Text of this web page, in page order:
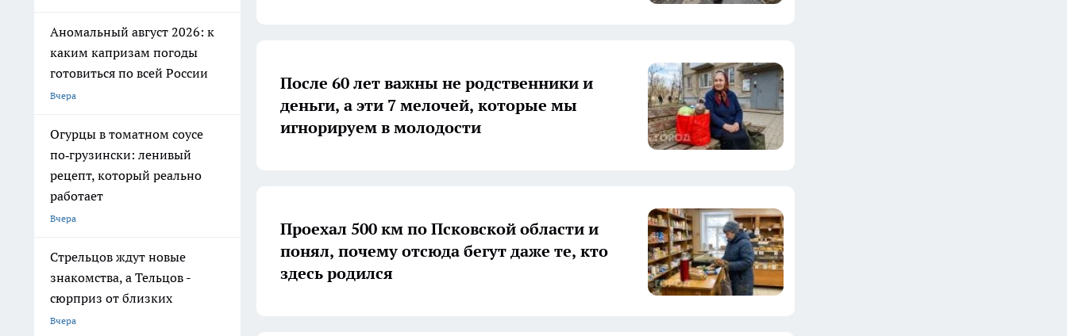
Аномальный август 2026: к
каким капризам погоды
готовиться по всей России
Вчера
Огурцы в томатном соусе
по‑грузински: ленивый
рецепт, который реально
работает
Вчера
Стрельцов ждут новые
знакомства, а Тельцов -
сюрприз от близких
Вчера
После 60 лет важны не родственники и
деньги, а эти 7 мелочей, которые мы
игнорируем в молодости
Проехал 500 км по Псковской области и
понял, почему отсюда бегут даже те, кто
здесь родился